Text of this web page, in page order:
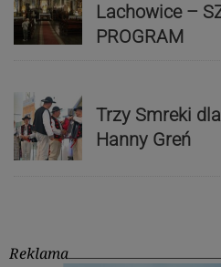
Lachowice –
PROGRAM
Trzy Smreki
Hanny Greń
Reklama